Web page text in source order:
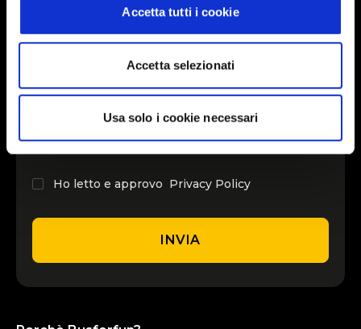
Accetta tutti i cookie
Accetta selezionati
Usa solo i cookie necessari
INSERISCI IL TUO NOME
Ho letto e approvo Privacy Policy
INVIA